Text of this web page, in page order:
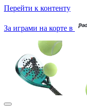
Перейти к контенту
За играми на корте в